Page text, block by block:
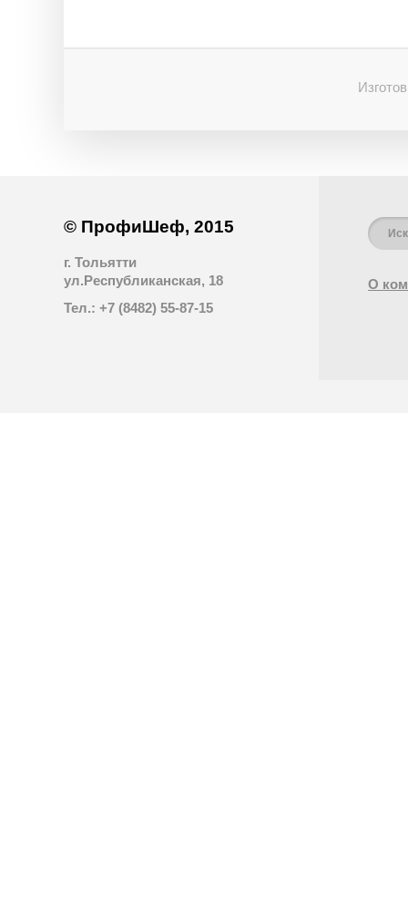
© ПрофиШеф, 2015
г. Тольятти
ул.Республиканская, 18
Тел.: +7 (8482) 55-87-15
О